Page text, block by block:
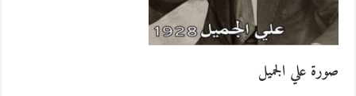
صورة علي الجميل